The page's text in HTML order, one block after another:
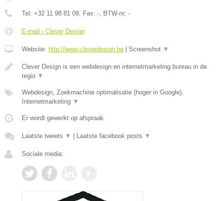
Tel: +32 11 98 81 09, Fax: -, BTW-nr: -
E-mail › Clever Design
Website: http://www.cleverdesign.be Screenshot ▼
Clever Design is een webdesign en internetmarketing bureau in de
regio ▼
Webdesign, Zoekmachine optimalisatie (hoger in Google),
Internetmarketing ▼
Er wordt gewerkt op afspraak.
Laatste tweets ▼ Laatste facebook posts ▼
Sociale media: